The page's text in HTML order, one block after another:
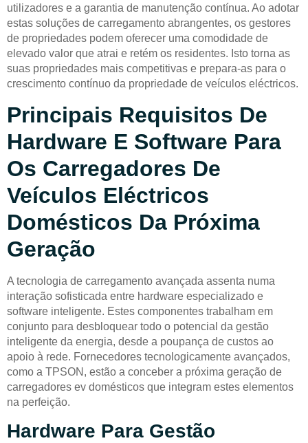
utilizadores e a garantia de manutenção contínua. Ao adotar
estas soluções de carregamento abrangentes, os gestores
de propriedades podem oferecer uma comodidade de
elevado valor que atrai e retém os residentes. Isto torna as
suas propriedades mais competitivas e prepara-as para o
crescimento contínuo da propriedade de veículos eléctricos.
Principais Requisitos De
Hardware E Software Para
Os Carregadores De
Veículos Eléctricos
Domésticos Da Próxima
Geração
A tecnologia de carregamento avançada assenta numa
interação sofisticada entre hardware especializado e
software inteligente. Estes componentes trabalham em
conjunto para desbloquear todo o potencial da gestão
inteligente da energia, desde a poupança de custos ao
apoio à rede. Fornecedores tecnologicamente avançados,
como a TPSON, estão a conceber a próxima geração de
carregadores ev domésticos que integram estes elementos
na perfeição.
Hardware Para Gestão